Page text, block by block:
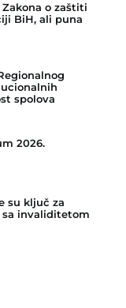
o zaštiti
BiH, ali puna
spolova
2026.
su ključ za
invaliditetom